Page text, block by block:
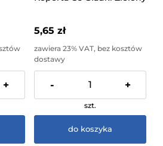
+
5,65 zł
zawiera 23% VAT, bez kosztów
dostawy
- +
szt.
do koszyka